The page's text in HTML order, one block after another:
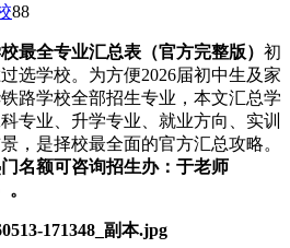
88
最全专业汇总表（官方完整版） 初
选学校。为方便2026届初中生及家
路学校全部招生专业，本文汇总学
专业、升学专业、就业方向、实训
，是择校最全面的官方汇总攻略。
名额可咨询招生办：于老师